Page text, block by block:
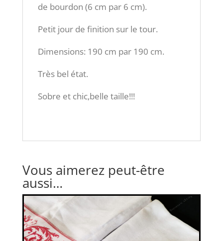
de bourdon (6 cm par 6 cm).
Petit jour de finition sur le tour.
Dimensions: 190 cm par 190 cm.
Très bel état.
Sobre et chic,belle taille!!!
Vous aimerez peut-être
aussi…